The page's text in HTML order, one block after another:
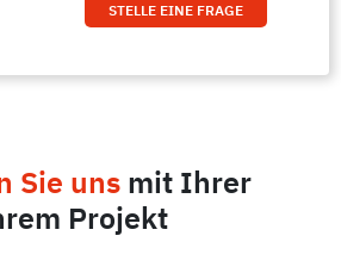
STELLE EINE FRAGE
Sie uns mit Ihrer
Projekt